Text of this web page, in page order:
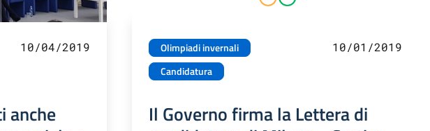
10/04/2019
anche
Olimpiadi invernali
Candidatura
10/01/2019
Il Governo firma la Lettera di